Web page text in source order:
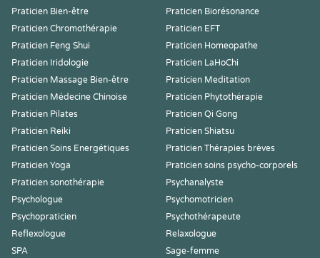
Praticien Bien-être
Praticien Biorésonance
Praticien Chromothérapie
Praticien EFT
Praticien Feng Shui
Praticien Homeopathe
Praticien Iridologie
Praticien LaHoChi
Praticien Massage Bien-être
Praticien Meditation
Praticien Médecine Chinoise
Praticien Phytothérapie
Praticien Pilates
Praticien Qi Gong
Praticien Reiki
Praticien Shiatsu
Praticien Soins Energétiques
Praticien Thérapies brèves
Praticien Yoga
Praticien soins psycho-corporels
Praticien sonothérapie
Psychanalyste
Psychologue
Psychomotricien
Psychopraticien
Psychothérapeute
Reflexologue
Relaxologue
SPA
Sage-femme